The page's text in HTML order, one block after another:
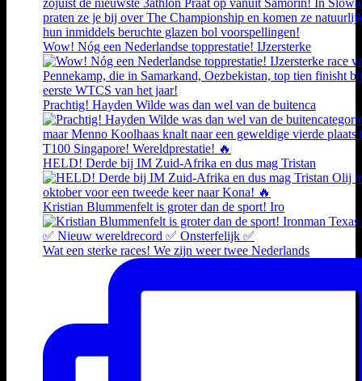
Wow! Nóg een Nederlandse topprestatie! IJzersterke
Prachtig! Hayden Wilde was dan wel van de buitenca
HELD! Derde bij IM Zuid-Afrika en dus mag Tristan
Kristian Blummenfelt is groter dan de sport! Iro
Wat een sterke races! We zijn weer twee Nederlands